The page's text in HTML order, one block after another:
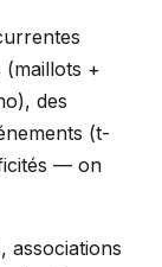
+
des
(t-
— on
associations